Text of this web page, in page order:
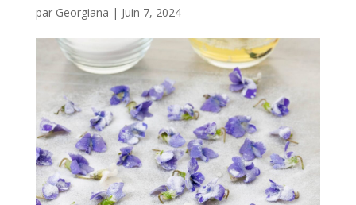
par Georgiana | Juin 7, 2024